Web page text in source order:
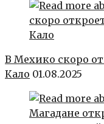
В Мехико скоро
Кало 01.08.2025